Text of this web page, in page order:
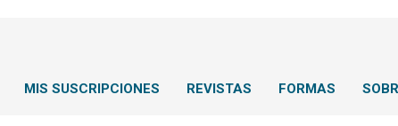
MIS SUSCRIPCIONES REVISTAS FORMAS